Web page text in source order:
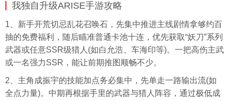
我独自升级ARISE手游攻略
1、新手开荒切忌乱花召唤石，先集中推进主线剧情拿够约百
抽的免费福利，随后瞄准普通卡池十连，优先获取“妖刀”系列
武器或任意SSR级猎人(如白允浩、车海印等)。一把高伤主武
或一名强力SSR，能让前期推图顺畅不少。
2、主角成振宇的技能加点务必集中，先单走一路输出流(如
全点力量)。中期再根据手里的武器与猎人阵容，通过极低成